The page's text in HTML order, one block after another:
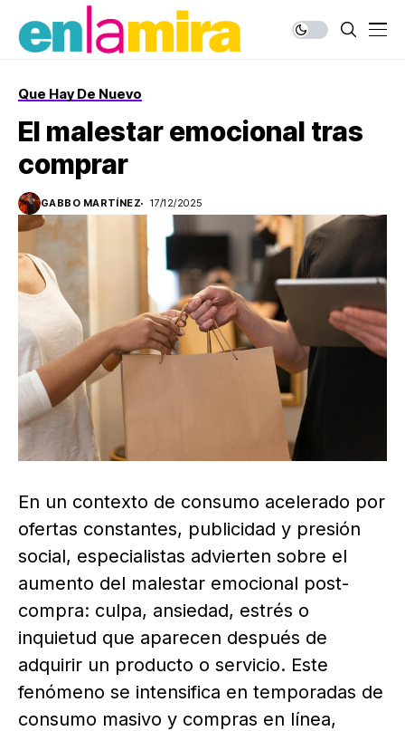
Que Hay De Nuevo
El malestar emocional tras
comprar
GABBO MARTÍNEZ 17/12/2025
En un contexto de consumo acelerado por
ofertas constantes, publicidad y presión
social, especialistas advierten sobre el
aumento del malestar emocional post-
compra: culpa, ansiedad, estrés o
inquietud que aparecen después de
adquirir un producto o servicio. Este
fenómeno se intensifica en temporadas de
consumo masivo y compras en línea,